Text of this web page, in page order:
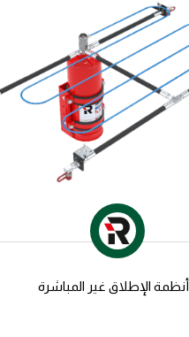
أنظمة الإطلاق غير المباشرة